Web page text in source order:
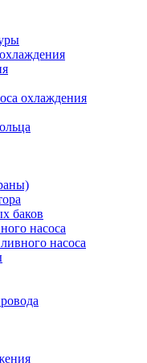
охлаждения
баков
насоса
насоса